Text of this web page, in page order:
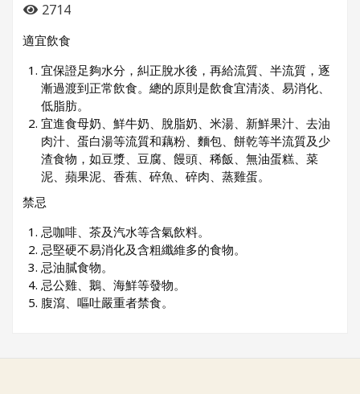
2714
適宜飲食
宜保證足夠水分，糾正脫水後，再給流質、半流質，逐
漸過渡到正常飲食。總的原則是飲食宜清淡、易消化、
低脂肪。
宜進食母奶、鮮牛奶、脫脂奶、米湯、新鮮果汁、去油
肉汁、蛋白湯等流質和藕粉、麵包、餅乾等半流質及少
渣食物，如豆漿、豆腐、饅頭、稀飯、無油蛋糕、菜
泥、蘋果泥、香蕉、碎魚、碎肉、蒸雞蛋。
禁忌
忌咖啡、茶及汽水等含氣飲料。
忌堅硬不易消化及含粗纖維多的食物。
忌油膩食物。
忌公雞、鵝、海鮮等發物。
腹瀉、嘔吐嚴重者禁食。